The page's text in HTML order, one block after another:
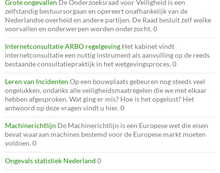
Grote ongevallen De Onderzoeksraad voor Veiligheid is een
zelfstandig bestuursorgaan en opereert onafhankelijk van de
Nederlandse overheid en andere partijen. De Raad besluit zelf welke
voorvallen en onderwerpen worden onderzocht. 0
Internetconsultatie ARBO regelgeving Het kabinet vindt
internetconsultatie een nuttig instrument als aanvulling op de reeds
bestaande consultatiepraktijk in het wetgevingsproces. 0
Leren van Incidenten Op een bouwplaats gebeuren nog steeds veel
ongelukken, ondanks alle veiligheidsmaatregelen die we met elkaar
hebben afgesproken. Wat ging er mis? Hoe is het opgelost? Het
antwoord op deze vragen vindt u hier. 0
Machinerichtlijn De Machinerichtlijn is een Europese wet die eisen
bevat waaraan machines bestemd voor de Europese markt moeten
voldoen. 0
Ongevals statistiek Nederland 0